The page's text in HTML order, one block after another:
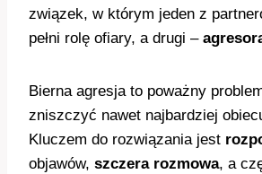
związek, w którym jeden z
pełni rolę ofiary, a drugi –
Bierna agresja to poważny
zniszczyć nawet najbardziej
Kluczem do rozwiązania jest
objawów, szczera rozmowa, a